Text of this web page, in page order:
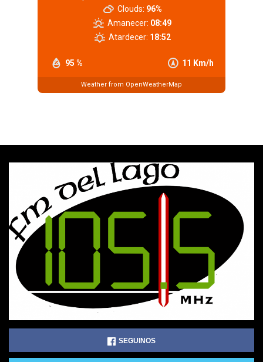
95 % 11 Km/h
Clouds: 96%
Amanecer: 08:49
Atardecer: 18:52
Weather from OpenWeatherMap
SEGUINOS